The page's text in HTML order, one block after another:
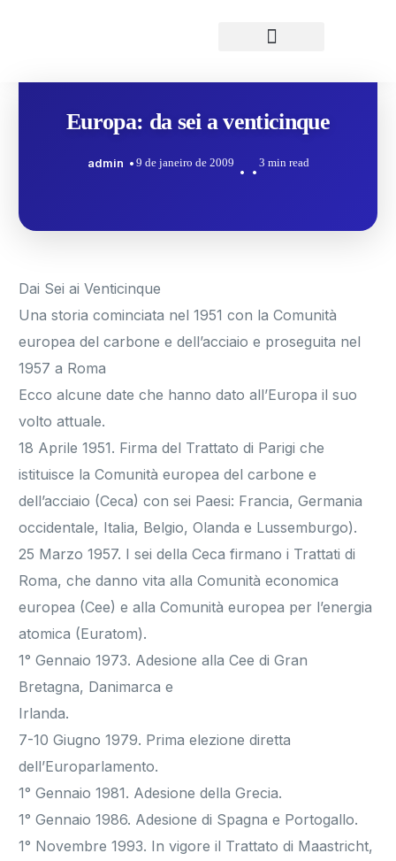
Europa: da sei a venticinque
admin 9 de janeiro de 2009 3 min read
Dai Sei ai Venticinque
Una storia cominciata nel 1951 con la Comunità
europea del carbone e dell’acciaio e proseguita nel
1957 a Roma
Ecco alcune date che hanno dato all’Europa il suo
volto attuale.
18 Aprile 1951. Firma del Trattato di Parigi che
istituisce la Comunità europea del carbone e
dell’acciaio (Ceca) con sei Paesi: Francia, Germania
occidentale, Italia, Belgio, Olanda e Lussemburgo).
25 Marzo 1957. I sei della Ceca firmano i Trattati di
Roma, che danno vita alla Comunità economica
europea (Cee) e alla Comunità europea per l’energia
atomica (Euratom).
1° Gennaio 1973. Adesione alla Cee di Gran
Bretagna, Danimarca e
Irlanda.
7-10 Giugno 1979. Prima elezione diretta
dell’Europarlamento.
1° Gennaio 1981. Adesione della Grecia.
1° Gennaio 1986. Adesione di Spagna e Portogallo.
1° Novembre 1993. In vigore il Trattato di Maastricht,